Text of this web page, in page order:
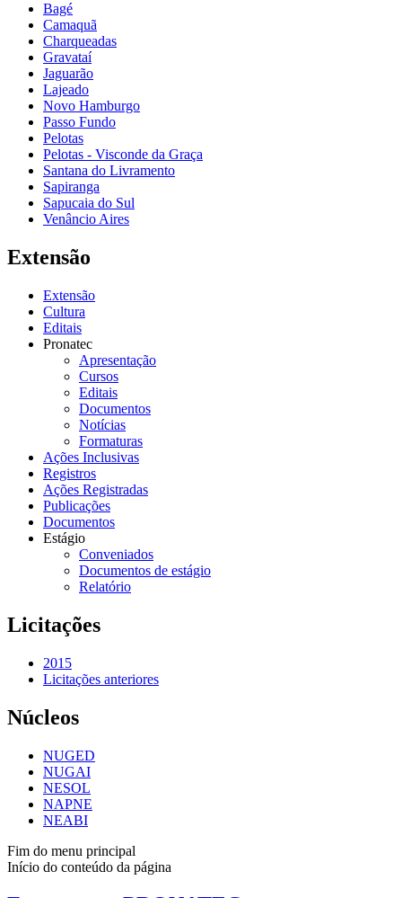
Bagé
Camaquã
Charqueadas
Gravataí
Jaguarão
Lajeado
Novo Hamburgo
Passo Fundo
Pelotas
Pelotas - Visconde da Graça
Santana do Livramento
Sapiranga
Sapucaia do Sul
Venâncio Aires
Extensão
Extensão
Cultura
Editais
Pronatec
Apresentação
Cursos
Editais
Documentos
Notícias
Formaturas
Ações Inclusivas
Registros
Ações Registradas
Publicações
Documentos
Estágio
Conveniados
Documentos de estágio
Relatório
Licitações
2015
Licitações anteriores
Núcleos
NUGED
NUGAI
NESOL
NAPNE
NEABI
Fim do menu principal
Início do conteúdo da página